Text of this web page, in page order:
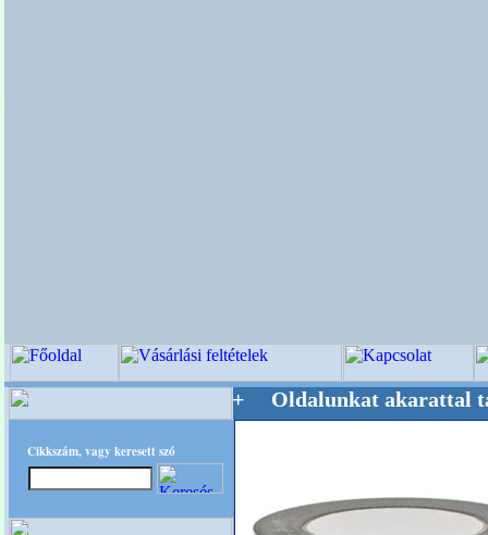
Cikkszám, vagy keresett szó
+++++++ Oldalunkat akarattal tartjuk